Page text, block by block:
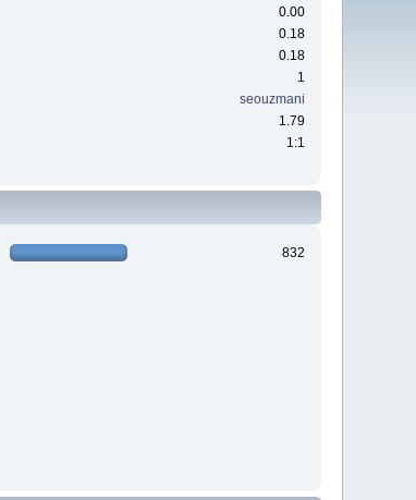
0.00
0.18
0.18
1
seouzmani
1.79
1:1
832